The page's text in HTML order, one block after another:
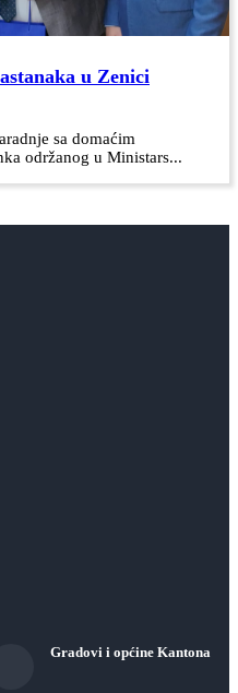
u Zenici
sa domaćim
održanog u Ministars...
Gradovi i općine Kantona